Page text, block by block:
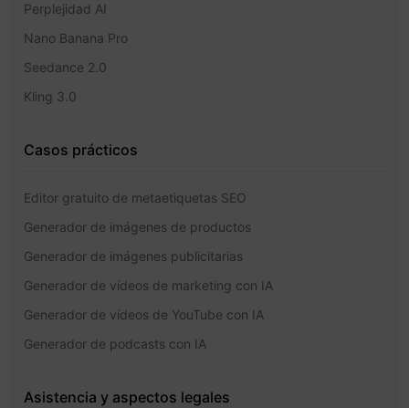
Perplejidad AI
Nano Banana Pro
Seedance 2.0
Kling 3.0
Casos prácticos
Editor gratuito de metaetiquetas SEO
Generador de imágenes de productos
Generador de imágenes publicitarias
Generador de vídeos de marketing con IA
Generador de vídeos de YouTube con IA
Generador de podcasts con IA
Asistencia y aspectos legales